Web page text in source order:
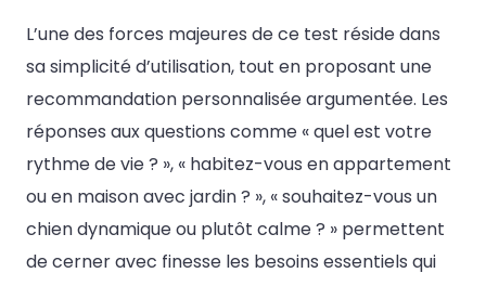
L’une des forces majeures de ce test réside dans
sa simplicité d’utilisation, tout en proposant une
recommandation personnalisée argumentée. Les
réponses aux questions comme « quel est votre
rythme de vie ? », « habitez-vous en appartement
ou en maison avec jardin ? », « souhaitez-vous un
chien dynamique ou plutôt calme ? » permettent
de cerner avec finesse les besoins essentiels qui